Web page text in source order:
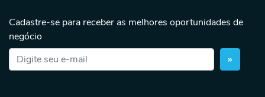
Cadastre-se para receber as melhores oportunidades de
negócio
»